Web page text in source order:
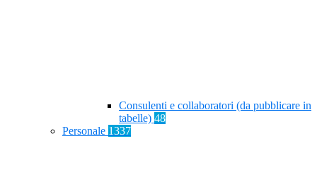
Consulenti e collaboratori (da pubblicare in
tabelle) 48
Personale 1337